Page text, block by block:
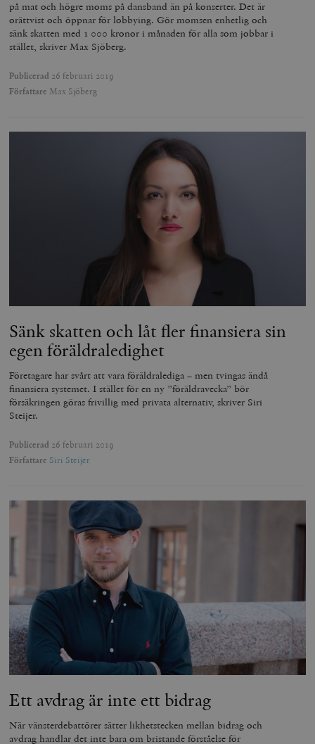
på mat och högre moms på dansband än på konserter. Det är
orättvist och öppnar för lobbying. Gör momsen enhetlig och
sänk skatten med 1 000 kronor i månaden för alla som jobbar i
stället, skriver Max Sjöberg.
Publicerad 26 februari 2019
Författare Max Sjöberg
Sänk skatten och låt fler finansiera sin
egen föräldraledighet
Företagare har svårt att vara föräldralediga – men tvingas ändå
finansiera systemet. I stället för en ny ”föräldravecka” bör
försäkringen göras frivillig med privata alternativ, skriver Siri
Steijer.
Publicerad 26 februari 2019
Författare Siri Steijer
Ett avdrag är inte ett bidrag
När vänsterdebattörer sätter likhetstecken mellan bidrag och
avdrag handlar det inte bara om bristande förståelse för